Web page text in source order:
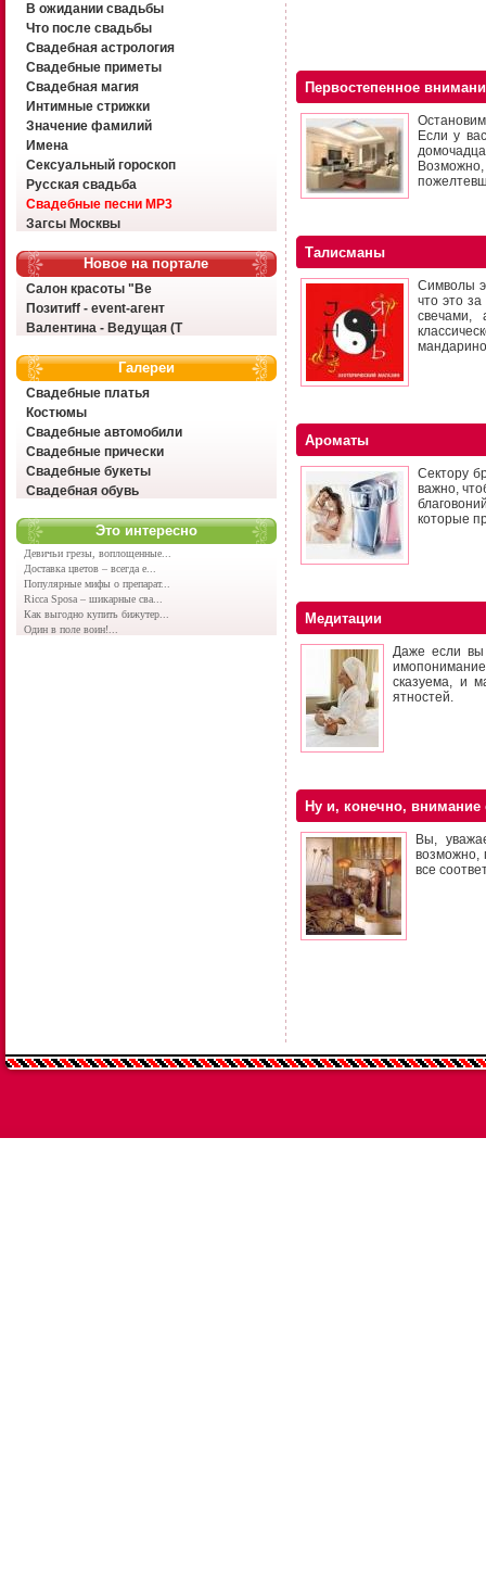
В ожидании свадьбы
Что после свадьбы
Свадебная астрология
Свадебные приметы
Свадебная магия
Интимные стрижки
Значение фамилий
Имена
Сексуальный гороскоп
Русская свадьба
Свадебные песни MP3
Загсы Москвы
Новое на портале
Салон красоты "Ве
Позитиff - event-агент
Валентина - Ведущая (Т
Галереи
Свадебные платья
Костюмы
Свадебные автомобили
Свадебные прически
Свадебные букеты
Свадебная обувь
Это интересно
Девичьи грезы, воплощенные...
Доставка цветов – всегда е...
Популярные мифы о препарат...
Ricca Sposa – шикарные сва...
Как выгодно купить бижутер...
Один в поле воин!...
Первостепенное
Если у
Талисманы
Символы
что это
свечами,
Ароматы
Сектору
важно,
которые
Медитации
Даже если
сказуема, и
ятностей.
Ну и, конечно, внимание
Вы,
возможно,
все